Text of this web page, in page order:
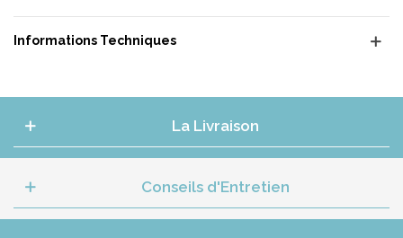
Informations Techniques
La Livraison
Conseils d'Entretien